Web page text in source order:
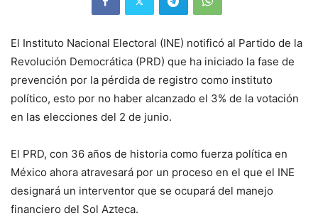
El Instituto Nacional Electoral (INE) notificó al Partido de la
Revolución Democrática (PRD) que ha iniciado la fase de
prevención por la pérdida de registro como instituto
político, esto por no haber alcanzado el 3% de la votación
en las elecciones del 2 de junio.
El PRD, con 36 años de historia como fuerza política en
México ahora atravesará por un proceso en el que el INE
designará un interventor que se ocupará del manejo
financiero del Sol Azteca.